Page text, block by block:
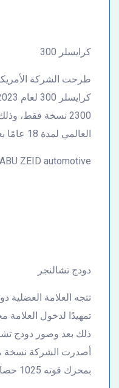
كرايسلر 300
طرحت الشركة
2300 نسخة فقط،
العالمي لمدة 18 عامًا بعد ظهورها لأول مرة عام 2005.
ABU ZEID automotive
دودج تشالنجر
تتجه العلامة العضلية
تمهيدًا لدخول العلامة
بمحرك قوته 1025 حصانًا.